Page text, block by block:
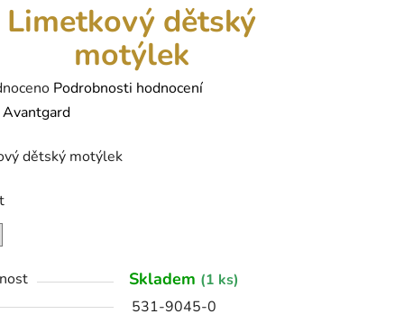
Limetkový dětský
motýlek
Podrobnosti hodnocení
Avantgard
dětský motýlek
Skladem (1 ks)
531-9045-0